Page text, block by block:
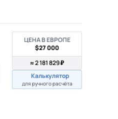
ЦЕНА В ЕВРОПЕ
$27 000
≈ 2 181 829 ₽
Калькулятор
для ручного расчёта